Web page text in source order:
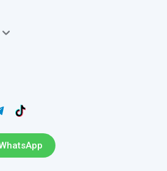
(Постановление Правительства